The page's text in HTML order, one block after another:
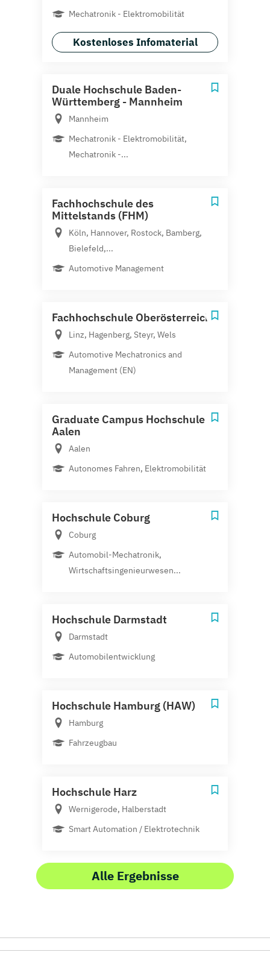
Mechatronik - Elektromobilität
Kostenloses Infomaterial
Duale Hochschule Baden-
Württemberg - Mannheim
Mannheim
Mechatronik - Elektromobilität,
Mechatronik -...
Fachhochschule des
Mittelstands (FHM)
Köln, Hannover, Rostock, Bamberg,
Bielefeld,...
Automotive Management
Fachhochschule Oberösterreich
Linz, Hagenberg, Steyr, Wels
Automotive Mechatronics and
Management (EN)
Graduate Campus Hochschule
Aalen
Aalen
Autonomes Fahren, Elektromobilität
Hochschule Coburg
Coburg
Automobil-Mechatronik,
Wirtschaftsingenieurwesen...
Hochschule Darmstadt
Darmstadt
Automobilentwicklung
Hochschule Hamburg (HAW)
Hamburg
Fahrzeugbau
Hochschule Harz
Wernigerode, Halberstadt
Smart Automation / Elektrotechnik
Alle Ergebnisse